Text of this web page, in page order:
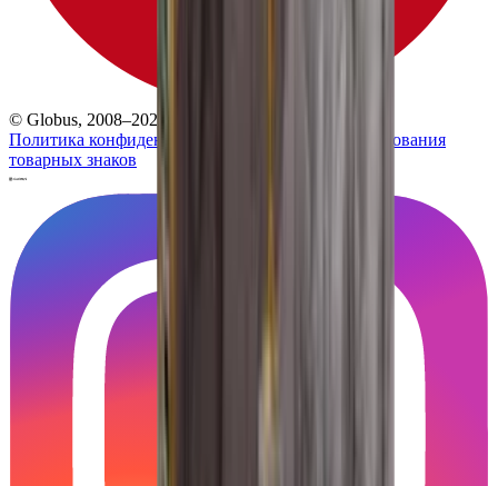
© Globus, 2008–2026
Политика конфиденциальности
Политика использования
товарных знаков